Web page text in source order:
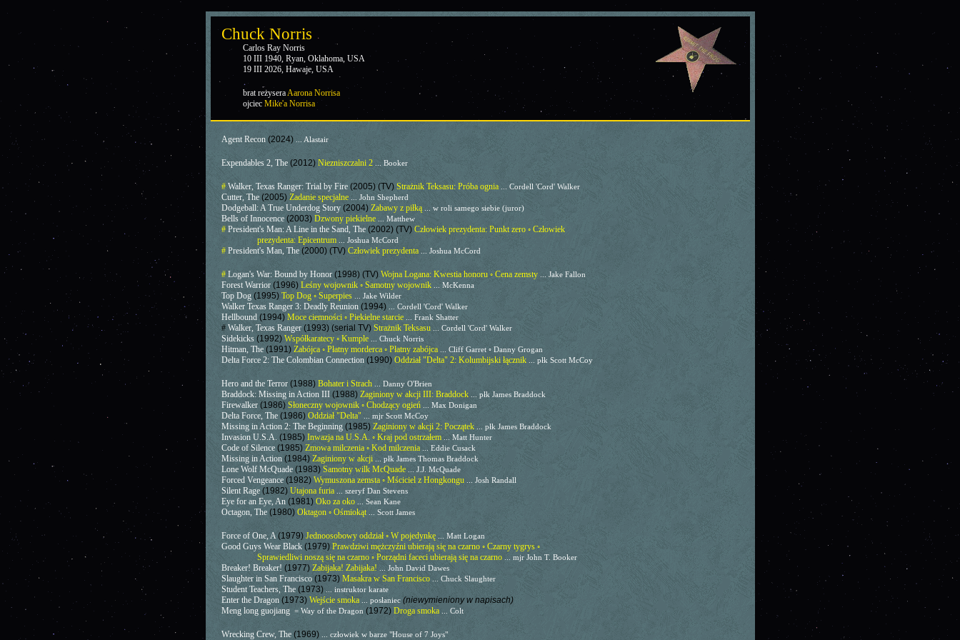
Chuck Norris
Carlos Ray Norris
10 III 1940, Ryan, Oklahoma, USA
19 III 2026, Hawaje, USA
brat reżyseraAarona Norrisa
ojciec Mike'a Norrisa
Agent Recon (2024) ... Alastair
Expendables 2, The (2012) Niezniszczalni 2 ... Booker
# Walker, Texas Ranger: Trial by Fire (2005) (TV) Strażnik Teksasu: Próba ognia ... Cordell 'Cord' Walker
Cutter, The (2005) Zadanie specjalne ... John Shepherd
Dodgeball: A True Underdog Story (2004) Zabawy z piłką ... w roli samego siebie (juror)
Bells of Innocence (2003) Dzwony piekielne ... Matthew
# President's Man: A Line in the Sand, The (2002) (TV) Człowiek prezydenta: Punkt zero ◦ Człowiek
prezydenta: Epicentrum
... Joshua McCord
# President's Man, The (2000) (TV) Człowiek prezydenta ... Joshua McCord
# Logan's War: Bound by Honor (1998) (TV) Wojna Logana: Kwestia honoru ◦ Cena zemsty ... Jake Fallon
Forest Warrior (1996) Leśny wojownik ◦ Samotny wojownik ... McKenna
Top Dog (1995) Top Dog ◦ Superpies ... Jake Wilder
Walker Texas Ranger 3: Deadly Reunion (1994) ... Cordell 'Cord' Walker
Hellbound (1994) Moce ciemności ◦ Piekielne starcie ... Frank Shatter
# Walker, Texas Ranger (1993) (serial TV) Strażnik Teksasu ... Cordell 'Cord' Walker
Sidekicks (1992) Współkaratecy ◦ Kumple ... Chuck Norris
Hitman, The (1991) Zabójca ◦ Płatny morderca ◦ Płatny zabójca ... Cliff Garret ◦ Danny Grogan
Delta Force 2: The Colombian Connection (1990) Oddział "Delta" 2: Kolumbijski łącznik ... płk Scott McCoy
Hero and the Terror (1988) Bohater i Strach ... Danny O'Brien
Braddock: Missing in Action III (1988) Zaginiony w akcji III: Braddock ... płk James Braddock
Firewalker (1986) Słoneczny wojownik ◦ Chodzący ogień ... Max Donigan
Delta Force, The (1986) Oddział "Delta" ... mjr Scott McCoy
Missing in Action 2: The Beginning (1985) Zaginiony w akcji 2: Początek ... płk James Braddock
Invasion U.S.A. (1985) Inwazja na U.S.A. ◦ Kraj pod ostrzałem ... Matt Hunter
Code of Silence (1985) Zmowa milczenia ◦ Kod milczenia ... Eddie Cusack
Missing in Action (1984) Zaginiony w akcji ... płk James Thomas Braddock
Lone Wolf McQuade (1983) Samotny wilk McQuade ... J.J. McQuade
Forced Vengeance (1982) Wymuszona zemsta ◦ Mściciel z Hongkongu ... Josh Randall
Silent Rage (1982) Utajona furia ... szeryf Dan Stevens
Eye for an Eye, An (1981) Oko za oko ... Sean Kane
Octagon, The (1980) Oktagon ◦ Ośmiokąt ... Scott James
Force of One, A(1979) Jednoosobowy oddział ◦ W pojedynkę ... Matt Logan
Good Guys Wear Black (1979) Prawdziwi mężczyźni ubierają się na czarno ◦ Czarny tygrys ◦
Sprawiedliwi noszą się na czarno ◦ Porządni faceci ubierają się na czarno
... mjr John T. Booker
Breaker! Breaker! (1977) Zabijaka! Zabijaka! ... John David Dawes
Slaughter in San Francisco (1973) Masakra w San Francisco ... Chuck Slaughter
Student Teachers, The (1973) ... instruktor karate
Enter the Dragon (1973) Wejście smoka ... posłaniec (niewymieniony w napisach)
Meng long guojiang = Way of the Dragon (1972) Droga smoka ... Colt
Wrecking Crew, The (1969) ... człowiek w barze "House of 7 Joys"